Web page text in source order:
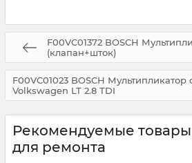
F00VC01372 BOSCH
(клапан+шток)
F00VC01023 BOSCH Мультипликатор
Volkswagen LT 2.8 TDI
Рекомендуемые товары
для ремонта